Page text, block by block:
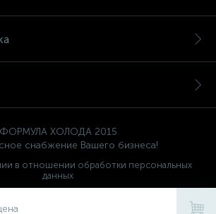
ФОРМУЛА ХОЛОДА 2015
снабжение Вашего бизнеса!
в отношении обработки персональных
данных
FORMULA HOLODA